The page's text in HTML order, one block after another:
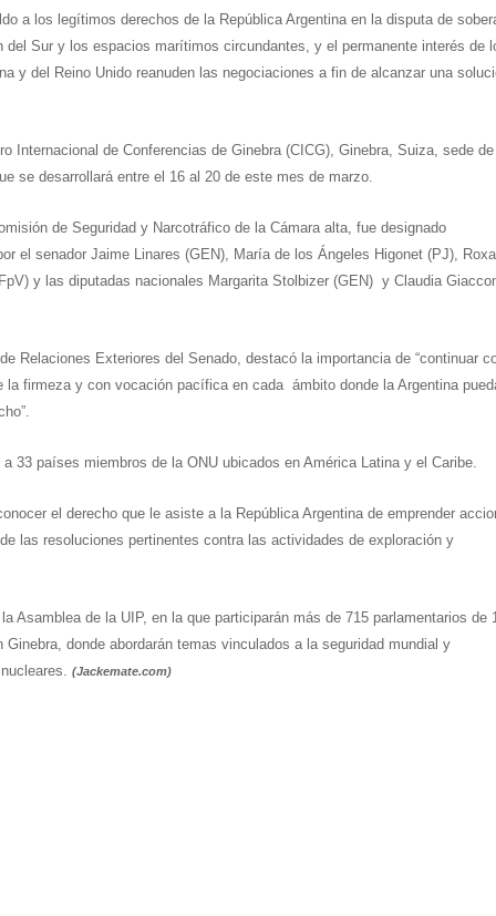
a los legítimos derechos de la República Argentina en la disputa de
Sur y los espacios marítimos circundantes, y el permanente interés de
y del Reino Unido reanuden las negociaciones a fin de alcanzar una
Internacional de Conferencias de Ginebra (CICG), Ginebra, Suiza, sede
se desarrollará entre el 16 al 20 de este mes de marzo.
de Seguridad y Narcotráfico de la Cámara alta, fue designado
el senador Jaime Linares (GEN), María de los Ángeles Higonet (PJ),
y las diputadas nacionales Margarita Stolbizer (GEN) y Claudia
Relaciones Exteriores del Senado, destacó la importancia de“continuar
firmeza y con vocación pacífica en cada ámbito donde la Argentina
33 países miembros de la ONU ubicados en América Latina y el Caribe.
el derecho que le asiste a la República Argentina de emprender
las resoluciones pertinentes contra las actividades de exploración y
Asamblea de la UIP, en la que participarán más de 715 parlamentarios de
donde abordarán temas vinculados a la seguridad mundial y
nucleares.(Jackemate.com)